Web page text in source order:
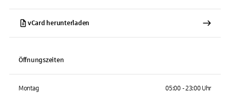
vCard herunterladen
Öffnungszeiten
Montag 05:00 - 23:00 Uhr